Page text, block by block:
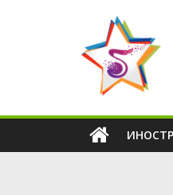
содержимому